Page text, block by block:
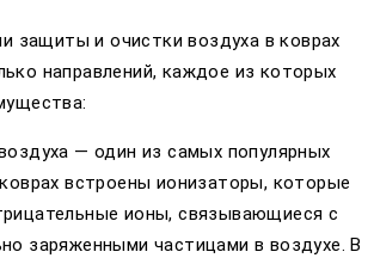
защиты и очистки воздуха в коврах
направлений, каждое из которых
— один из самых популярных
встроены ионизаторы, которые
ионы, связывающиеся с
заряженными частицами в воздухе. В